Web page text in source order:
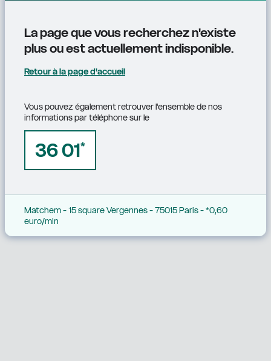
La page que vous recherchez n'existe
plus ou est actuellement indisponible.
Retour à la page d'accueil
Vous pouvez également retrouver l'ensemble de nos
informations par téléphone sur le
36 01*
Matchem - 15 square Vergennes - 75015 Paris - *0,60
euro/min